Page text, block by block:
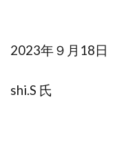
2023年９月18日
shi.S 氏